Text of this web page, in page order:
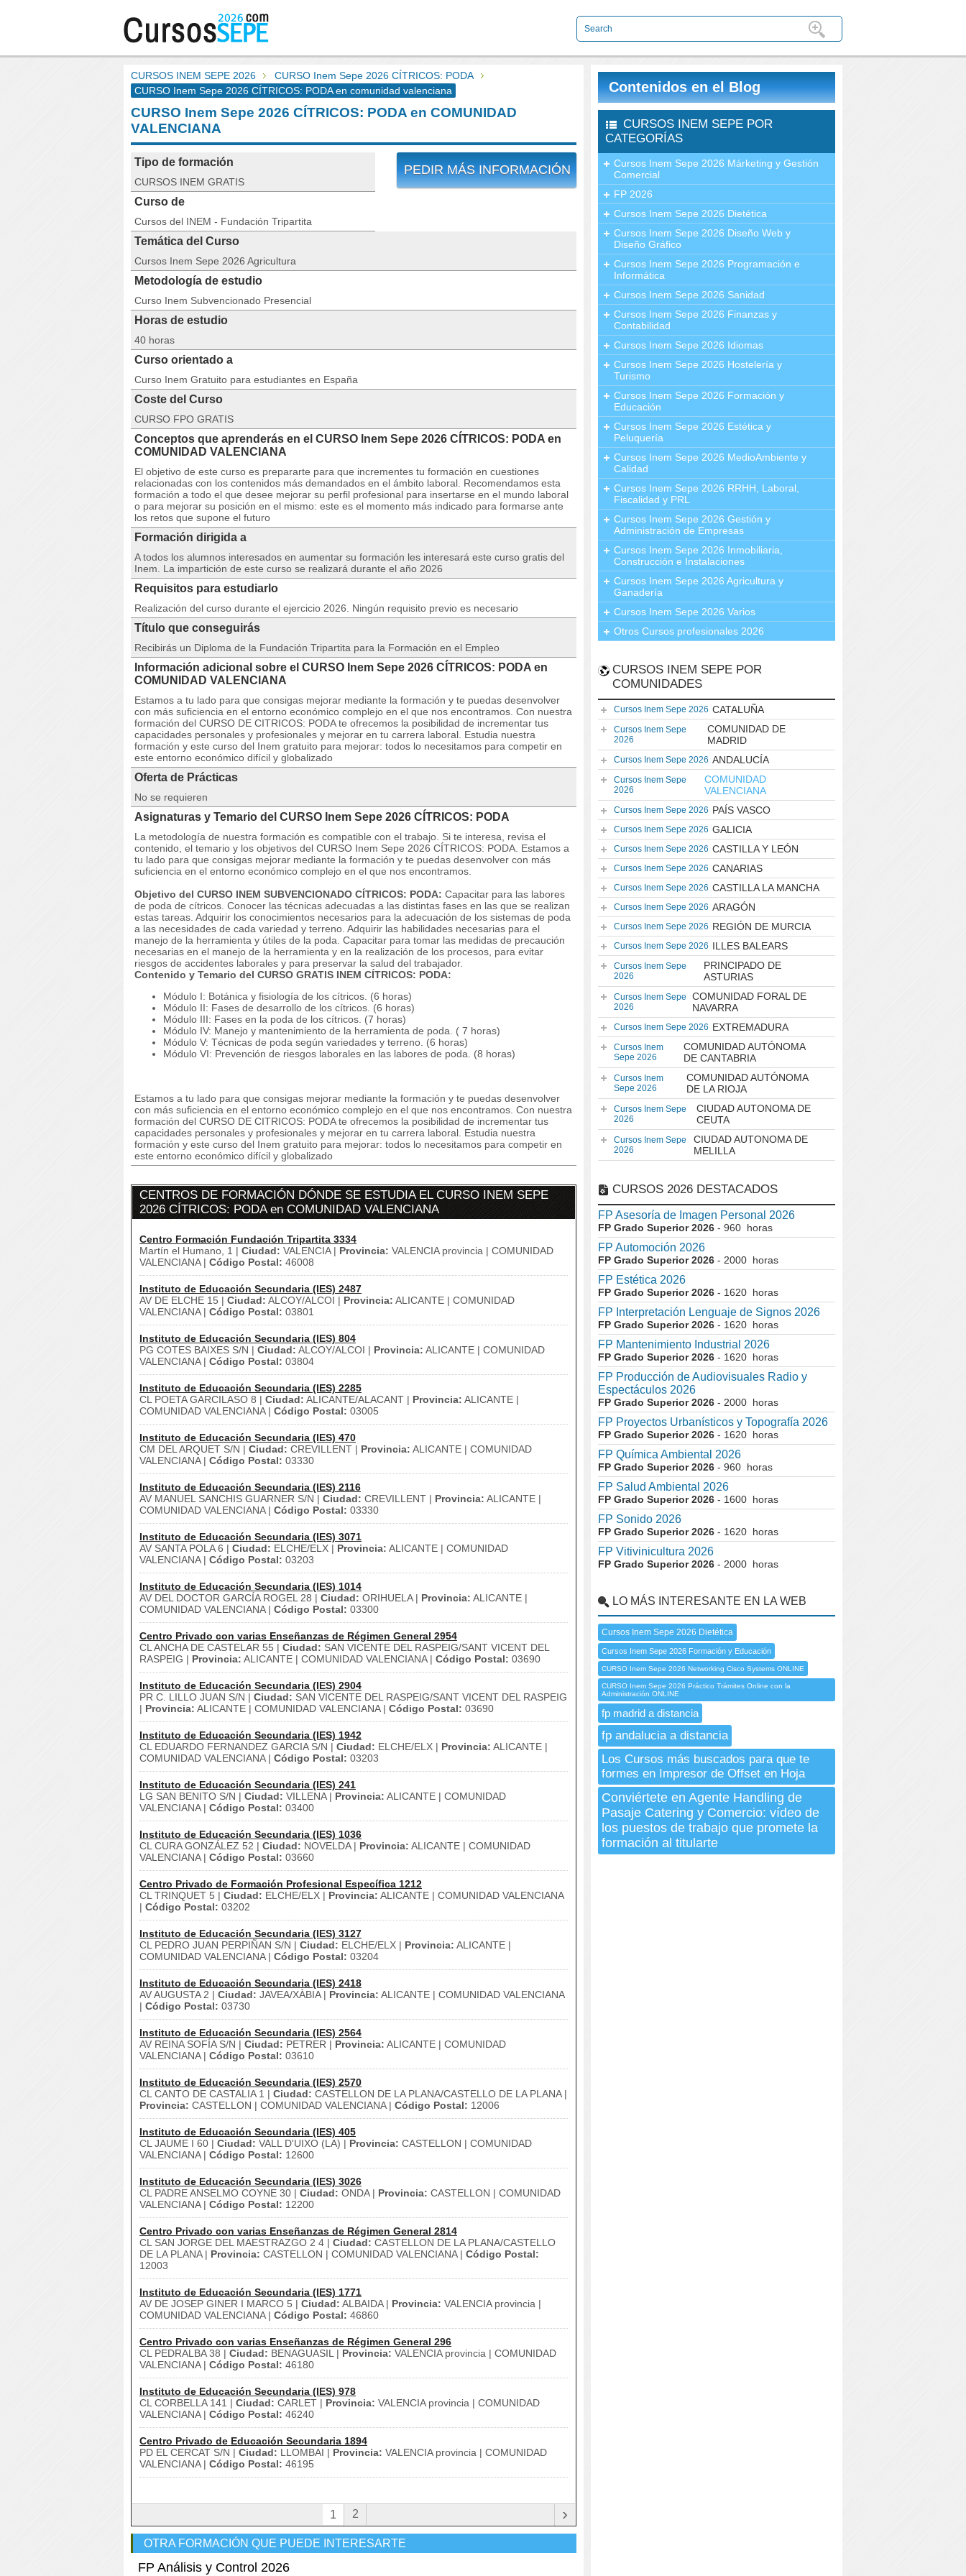
CURSOS INEM SEPE 2026
CURSO Inem Sepe 2026 CÍTRICOS: PODA
CURSO Inem Sepe 2026 CÍTRICOS: PODA en comunidad valenciana
CURSO Inem Sepe 2026 CÍTRICOS: PODA en COMUNIDAD
VALENCIANA
PEDIR MÁS INFORMACIÓN
Tipo de formación
CURSOS INEM GRATIS
Curso de
Cursos del INEM - Fundación Tripartita
Temática del Curso
Cursos Inem Sepe 2026 Agricultura
Metodología de estudio
Curso Inem Subvencionado Presencial
Horas de estudio
40 horas
Curso orientado a
Curso Inem Gratuito para estudiantes en España
Coste del Curso
CURSO FPO GRATIS
Conceptos que aprenderás en el CURSO Inem Sepe 2026 CÍTRICOS: PODA en
COMUNIDAD VALENCIANA
El objetivo de este curso es prepararte para que incrementes tu formación en cuestiones
relacionadas con los contenidos más demandados en el ámbito laboral. Recomendamos esta
formación a todo el que desee mejorar su perfil profesional para insertarse en el mundo laboral
o para mejorar su posición en el mismo: este es el momento más indicado para formarse ante
los retos que supone el futuro
Formación dirigida a
A todos los alumnos interesados en aumentar su formación les interesará este curso gratis del
Inem. La impartición de este curso se realizará durante el año 2026
Requisitos para estudiarlo
Realización del curso durante el ejercicio 2026. Ningún requisito previo es necesario
Título que conseguirás
Recibirás un Diploma de la Fundación Tripartita para la Formación en el Empleo
Información adicional sobre el CURSO Inem Sepe 2026 CÍTRICOS: PODA en
COMUNIDAD VALENCIANA
Estamos a tu lado para que consigas mejorar mediante la formación y te puedas desenvolver
con más suficiencia en el entorno económico complejo en el que nos encontramos. Con nuestra
formación del CURSO DE CITRICOS: PODA te ofrecemos la posibilidad de incrementar tus
capacidades personales y profesionales y mejorar en tu carrera laboral. Estudia nuestra
formación y este curso del Inem gratuito para mejorar: todos lo necesitamos para competir en
este entorno económico difícil y globalizado
Oferta de Prácticas
No se requieren
Asignaturas y Temario del CURSO Inem Sepe 2026 CÍTRICOS: PODA
La metodología de nuestra formación es compatible con el trabajo. Si te interesa, revisa el
contenido, el temario y los objetivos del CURSO Inem Sepe 2026 CÍTRICOS: PODA. Estamos a
tu lado para que consigas mejorar mediante la formación y te puedas desenvolver con más
suficiencia en el entorno económico complejo en el que nos encontramos.
Objetivo del CURSO INEM SUBVENCIONADO CÍTRICOS: PODA: Capacitar para las labores
de poda de cítricos. Conocer las técnicas adecuadas a las distintas fases en las que se realizan
estas tareas. Adquirir los conocimientos necesarios para la adecuación de los sistemas de poda
a las necesidades de cada variedad y terreno. Adquirir las habilidades necesarias para el
manejo de la herramienta y útiles de la poda. Capacitar para tomar las medidas de precaución
necesarias en el manejo de la herramienta y en la realización de los procesos, para evitar
riesgos de accidentes laborales y para preservar la salud del trabajador.
Contenido y Temario del CURSO GRATIS INEM CÍTRICOS: PODA:
Módulo I: Botánica y fisiología de los cítricos. (6 horas)
Módulo II: Fases de desarrollo de los cítricos. (6 horas)
Módulo III: Fases en la poda de los cítricos. (7 horas)
Módulo IV: Manejo y mantenimiento de la herramienta de poda. ( 7 horas)
Módulo V: Técnicas de poda según variedades y terreno. (6 horas)
Módulo VI: Prevención de riesgos laborales en las labores de poda. (8 horas)
Estamos a tu lado para que consigas mejorar mediante la formación y te puedas desenvolver
con más suficiencia en el entorno económico complejo en el que nos encontramos. Con nuestra
formación del CURSO DE CITRICOS: PODA te ofrecemos la posibilidad de incrementar tus
capacidades personales y profesionales y mejorar en tu carrera laboral. Estudia nuestra
formación y este curso del Inem gratuito para mejorar: todos lo necesitamos para competir en
este entorno económico difícil y globalizado
CENTROS DE FORMACIÓN DÓNDE SE ESTUDIA EL CURSO INEM SEPE
2026 CÍTRICOS: PODA en COMUNIDAD VALENCIANA
Centro Formación Fundación Tripartita 3334
Martín el Humano, 1 | Ciudad: VALENCIA | Provincia: VALENCIA provincia | COMUNIDAD
VALENCIANA | Código Postal: 46008
Instituto de Educación Secundaria (IES) 2487
AV DE ELCHE 15 | Ciudad: ALCOY/ALCOI | Provincia: ALICANTE | COMUNIDAD
VALENCIANA | Código Postal: 03801
Instituto de Educación Secundaria (IES) 804
PG COTES BAIXES S/N | Ciudad: ALCOY/ALCOI | Provincia: ALICANTE | COMUNIDAD
VALENCIANA | Código Postal: 03804
Instituto de Educación Secundaria (IES) 2285
CL POETA GARCILASO 8 | Ciudad: ALICANTE/ALACANT | Provincia: ALICANTE |
COMUNIDAD VALENCIANA | Código Postal: 03005
Instituto de Educación Secundaria (IES) 470
CM DEL ARQUET S/N | Ciudad: CREVILLENT | Provincia: ALICANTE | COMUNIDAD
VALENCIANA | Código Postal: 03330
Instituto de Educación Secundaria (IES) 2116
AV MANUEL SANCHIS GUARNER S/N | Ciudad: CREVILLENT | Provincia: ALICANTE |
COMUNIDAD VALENCIANA | Código Postal: 03330
Instituto de Educación Secundaria (IES) 3071
AV SANTA POLA 6 | Ciudad: ELCHE/ELX | Provincia: ALICANTE | COMUNIDAD
VALENCIANA | Código Postal: 03203
Instituto de Educación Secundaria (IES) 1014
AV DEL DOCTOR GARCÍA ROGEL 28 | Ciudad: ORIHUELA | Provincia: ALICANTE |
COMUNIDAD VALENCIANA | Código Postal: 03300
Centro Privado con varias Enseñanzas de Régimen General 2954
CL ANCHA DE CASTELAR 55 | Ciudad: SAN VICENTE DEL RASPEIG/SANT VICENT DEL
RASPEIG | Provincia: ALICANTE | COMUNIDAD VALENCIANA | Código Postal: 03690
Instituto de Educación Secundaria (IES) 2904
PR C. LILLO JUAN S/N | Ciudad: SAN VICENTE DEL RASPEIG/SANT VICENT DEL RASPEIG
| Provincia: ALICANTE | COMUNIDAD VALENCIANA | Código Postal: 03690
Instituto de Educación Secundaria (IES) 1942
CL EDUARDO FERNANDEZ GARCIA S/N | Ciudad: ELCHE/ELX | Provincia: ALICANTE |
COMUNIDAD VALENCIANA | Código Postal: 03203
Instituto de Educación Secundaria (IES) 241
LG SAN BENITO S/N | Ciudad: VILLENA | Provincia: ALICANTE | COMUNIDAD
VALENCIANA | Código Postal: 03400
Instituto de Educación Secundaria (IES) 1036
CL CURA GONZÁLEZ 52 | Ciudad: NOVELDA | Provincia: ALICANTE | COMUNIDAD
VALENCIANA | Código Postal: 03660
Centro Privado de Formación Profesional Específica 1212
CL TRINQUET 5 | Ciudad: ELCHE/ELX | Provincia: ALICANTE | COMUNIDAD VALENCIANA
| Código Postal: 03202
Instituto de Educación Secundaria (IES) 3127
CL PEDRO JUAN PERPIÑAN S/N | Ciudad: ELCHE/ELX | Provincia: ALICANTE |
COMUNIDAD VALENCIANA | Código Postal: 03204
Instituto de Educación Secundaria (IES) 2418
AV AUGUSTA 2 | Ciudad: JAVEA/XÀBIA | Provincia: ALICANTE | COMUNIDAD VALENCIANA
| Código Postal: 03730
Instituto de Educación Secundaria (IES) 2564
AV REINA SOFÍA S/N | Ciudad: PETRER | Provincia: ALICANTE | COMUNIDAD
VALENCIANA | Código Postal: 03610
Instituto de Educación Secundaria (IES) 2570
CL CANTO DE CASTALIA 1 | Ciudad: CASTELLON DE LA PLANA/CASTELLO DE LA PLANA |
Provincia: CASTELLON | COMUNIDAD VALENCIANA | Código Postal: 12006
Instituto de Educación Secundaria (IES) 405
CL JAUME I 60 | Ciudad: VALL D'UIXO (LA) | Provincia: CASTELLON | COMUNIDAD
VALENCIANA | Código Postal: 12600
Instituto de Educación Secundaria (IES) 3026
CL PADRE ANSELMO COYNE 30 | Ciudad: ONDA | Provincia: CASTELLON | COMUNIDAD
VALENCIANA | Código Postal: 12200
Centro Privado con varias Enseñanzas de Régimen General 2814
CL SAN JORGE DEL MAESTRAZGO 2 4 | Ciudad: CASTELLON DE LA PLANA/CASTELLO
DE LA PLANA | Provincia: CASTELLON | COMUNIDAD VALENCIANA | Código Postal:
12003
Instituto de Educación Secundaria (IES) 1771
AV DE JOSEP GINER I MARCO 5 | Ciudad: ALBAIDA | Provincia: VALENCIA provincia |
COMUNIDAD VALENCIANA | Código Postal: 46860
Centro Privado con varias Enseñanzas de Régimen General 296
CL PEDRALBA 38 | Ciudad: BENAGUASIL | Provincia: VALENCIA provincia | COMUNIDAD
VALENCIANA | Código Postal: 46180
Instituto de Educación Secundaria (IES) 978
CL CORBELLA 141 | Ciudad: CARLET | Provincia: VALENCIA provincia | COMUNIDAD
VALENCIANA | Código Postal: 46240
Centro Privado de Educación Secundaria 1894
PD EL CERCAT S/N | Ciudad: LLOMBAI | Provincia: VALENCIA provincia | COMUNIDAD
VALENCIANA | Código Postal: 46195
1 2 ›
OTRA FORMACIÓN QUE PUEDE INTERESARTE
FP Análisis y Control 2026
Contenidos en el Blog
CURSOS INEM SEPE POR
CATEGORÍAS
Cursos Inem Sepe 2026 Márketing y Gestión
Comercial
FP 2026
Cursos Inem Sepe 2026 Dietética
Cursos Inem Sepe 2026 Diseño Web y
Diseño Gráfico
Cursos Inem Sepe 2026 Programación e
Informática
Cursos Inem Sepe 2026 Sanidad
Cursos Inem Sepe 2026 Finanzas y
Contabilidad
Cursos Inem Sepe 2026 Idiomas
Cursos Inem Sepe 2026 Hostelería y
Turismo
Cursos Inem Sepe 2026 Formación y
Educación
Cursos Inem Sepe 2026 Estética y
Peluquería
Cursos Inem Sepe 2026 MedioAmbiente y
Calidad
Cursos Inem Sepe 2026 RRHH, Laboral,
Fiscalidad y PRL
Cursos Inem Sepe 2026 Gestión y
Administración de Empresas
Cursos Inem Sepe 2026 Inmobiliaria,
Construcción e Instalaciones
Cursos Inem Sepe 2026 Agricultura y
Ganadería
Cursos Inem Sepe 2026 Varios
Otros Cursos profesionales 2026
CURSOS INEM SEPE POR
COMUNIDADES
Cursos Inem Sepe 2026 CATALUÑA
Cursos Inem Sepe
2026
COMUNIDAD DE
MADRID
Cursos Inem Sepe 2026 ANDALUCÍA
Cursos Inem Sepe
2026
COMUNIDAD
VALENCIANA
Cursos Inem Sepe 2026 PAÍS VASCO
Cursos Inem Sepe 2026 GALICIA
Cursos Inem Sepe 2026 CASTILLA Y LEÓN
Cursos Inem Sepe 2026 CANARIAS
Cursos Inem Sepe 2026 CASTILLA LA MANCHA
Cursos Inem Sepe 2026 ARAGÓN
Cursos Inem Sepe 2026 REGIÓN DE MURCIA
Cursos Inem Sepe 2026 ILLES BALEARS
Cursos Inem Sepe
2026
PRINCIPADO DE
ASTURIAS
Cursos Inem Sepe
2026
COMUNIDAD FORAL DE
NAVARRA
Cursos Inem Sepe 2026 EXTREMADURA
Cursos Inem
Sepe 2026
COMUNIDAD AUTÓNOMA
DE CANTABRIA
Cursos Inem
Sepe 2026
COMUNIDAD AUTÓNOMA
DE LA RIOJA
Cursos Inem Sepe
2026
CIUDAD AUTONOMA DE
CEUTA
Cursos Inem Sepe
2026
CIUDAD AUTONOMA DE
MELILLA
CURSOS 2026 DESTACADOS
FP Asesoría de Imagen Personal 2026
FP Grado Superior 2026 - 960 horas
FP Automoción 2026
FP Grado Superior 2026 - 2000 horas
FP Estética 2026
FP Grado Superior 2026 - 1620 horas
FP Interpretación Lenguaje de Signos 2026
FP Grado Superior 2026 - 1620 horas
FP Mantenimiento Industrial 2026
FP Grado Superior 2026 - 1620 horas
FP Producción de Audiovisuales Radio y
Espectáculos 2026
FP Grado Superior 2026 - 2000 horas
FP Proyectos Urbanísticos y Topografía 2026
FP Grado Superior 2026 - 1620 horas
FP Química Ambiental 2026
FP Grado Superior 2026 - 960 horas
FP Salud Ambiental 2026
FP Grado Superior 2026 - 1600 horas
FP Sonido 2026
FP Grado Superior 2026 - 1620 horas
FP Vitivinicultura 2026
FP Grado Superior 2026 - 2000 horas
LO MÁS INTERESANTE EN LA WEB
Cursos Inem Sepe 2026 Dietética
Cursos Inem Sepe 2026 Formación y Educación
CURSO Inem Sepe 2026 Networking Cisco Systems ONLINE
CURSO Inem Sepe 2026 Práctico Trámites Online con la
Administración ONLINE
fp madrid a distancia
fp andalucia a distancia
Los Cursos más buscados para que te
formes en Impresor de Offset en Hoja
Conviértete en Agente Handling de
Pasaje Catering y Comercio: vídeo de
los puestos de trabajo que promete la
formación al titularte